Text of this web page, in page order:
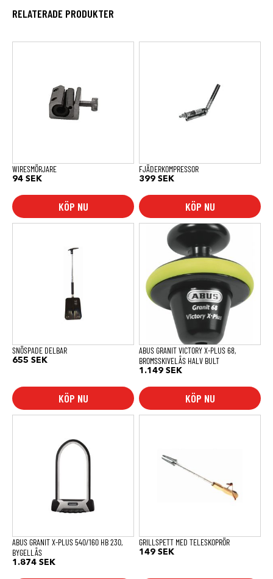
RELATERADE PRODUKTER
WIRESMÖRJARE
94 SEK
KÖP NU
FJÄDERKOMPRESSOR
399 SEK
KÖP NU
SNÖSPADE DELBAR
655 SEK
KÖP NU
ABUS GRANIT VICTORY X-PLUS 68,
BROMSSKIVELÅS HALV BULT
1.149 SEK
KÖP NU
ABUS GRANIT X-PLUS 540/160 HB 230,
BYGELLÅS
1.874 SEK
GRILLSPETT MED TELESKOPRÖR
149 SEK